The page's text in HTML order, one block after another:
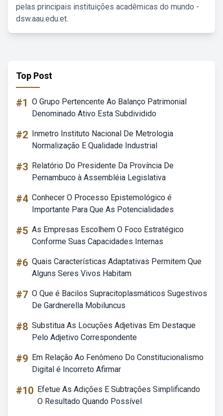
pelas principais instituições acadêmicas do mundo -
dsw.aau.edu.et.
Top Post
#1 O Grupo Pertencente Ao Balanço Patrimonial
Denominado Ativo Esta Subdividido
#2 Inmetro Instituto Nacional De Metrologia
Normalização E Qualidade Industrial
#3 Relatório Do Presidente Da Província De
Pernambuco à Assembléia Legislativa
#4 Conhecer O Processo Epistemológico é
Importante Para Que As Potencialidades
#5 As Empresas Escolhem O Foco Estratégico
Conforme Suas Capacidades Internas
#6 Quais Características Adaptativas Permitem Que
Alguns Seres Vivos Habitam
#7 O Que é Bacilos Supracitoplasmáticos Sugestivos
De Gardnerella Mobiluncus
#8 Substitua As Locuções Adjetivas Em Destaque
Pelo Adjetivo Correspondente
#9 Em Relação Ao Fenômeno Do Constitucionalismo
Digital é Incorreto Afirmar
#10 Efetue As Adições E Subtrações Simplificando
O Resultado Quando Possível